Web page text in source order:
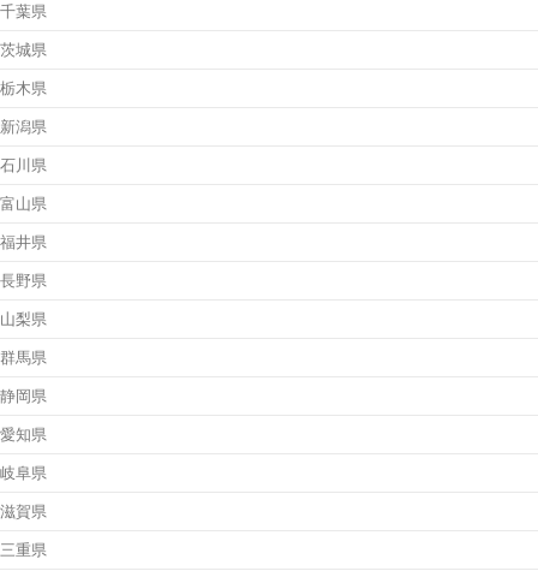
千葉県
茨城県
栃木県
新潟県
石川県
富山県
福井県
長野県
山梨県
群馬県
静岡県
愛知県
岐阜県
滋賀県
三重県